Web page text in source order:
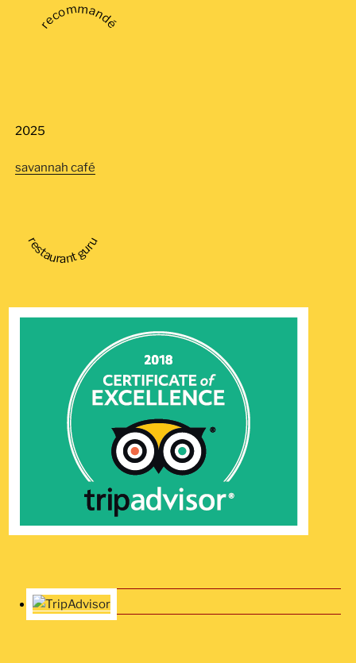
recommandé
2025
savannah café
restaurant guru